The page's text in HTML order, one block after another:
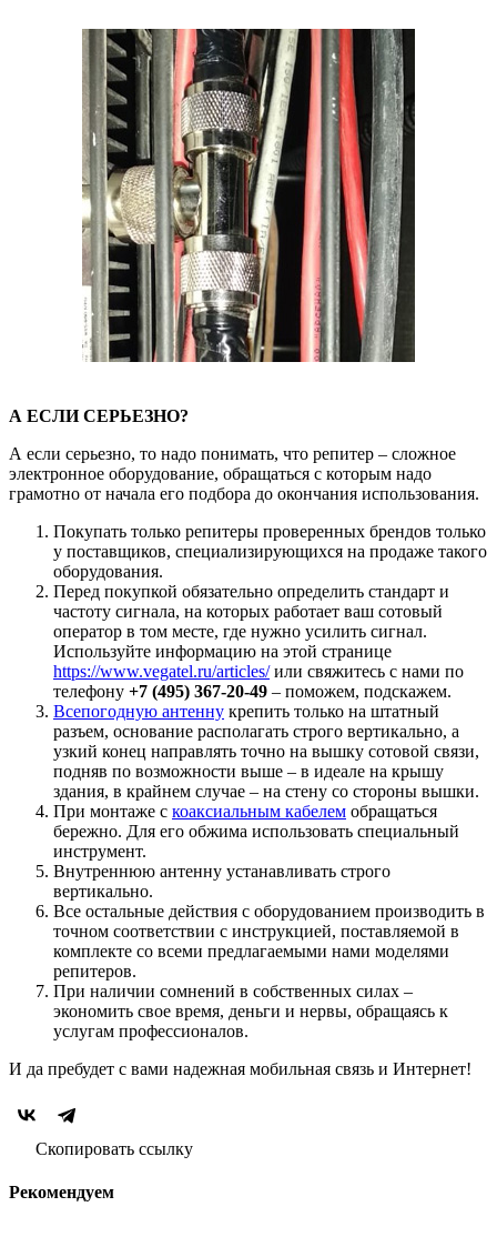
А ЕСЛИ СЕРЬЕЗНО?
А если серьезно, то надо понимать, что репитер – сложное
электронное оборудование, обращаться с которым надо
грамотно от начала его подбора до окончания использования.
Покупать только репитеры проверенных брендов только
у поставщиков, специализирующихся на продаже такого
оборудования.
Перед покупкой обязательно определить стандарт и
частоту сигнала, на которых работает ваш сотовый
оператор в том месте, где нужно усилить сигнал.
Используйте информацию на этой странице
https://www.vegatel.ru/articles/или свяжитесь с нами по
телефону +7 (495) 367-20-49 – поможем, подскажем.
Всепогодную антенну крепить только на штатный
разъем, основание располагать строго вертикально, а
узкий конец направлять точно на вышку сотовой связи,
подняв по возможности выше – в идеале на крышу
здания, в крайнем случае – на стену со стороны вышки.
При монтаже с коаксиальным кабелем обращаться
бережно. Для его обжима использовать специальный
инструмент.
Внутреннюю антенну устанавливать строго
вертикально.
Все остальные действия с оборудованием производить в
точном соответствии с инструкцией, поставляемой в
комплекте со всеми предлагаемыми нами моделями
репитеров.
При наличии сомнений в собственных силах –
экономить свое время, деньги и нервы, обращаясь к
услугам профессионалов.
И да пребудет с вами надежная мобильная связь и Интернет!
Скопировать ссылку
Рекомендуем